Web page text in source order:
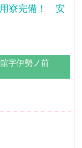
寮完備！ 安
字伊勢ノ前